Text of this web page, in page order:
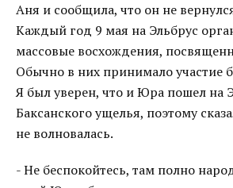
Аня и сообщила, что он не
Каждый год 9 мая на Эльбрус
массовые восхождения,
Обычно в них принимало участие
Я был уверен, что и Юра пошел на
Баксанского ущелья, поэтому
не волновалась.
- Не беспокойтесь, там полно